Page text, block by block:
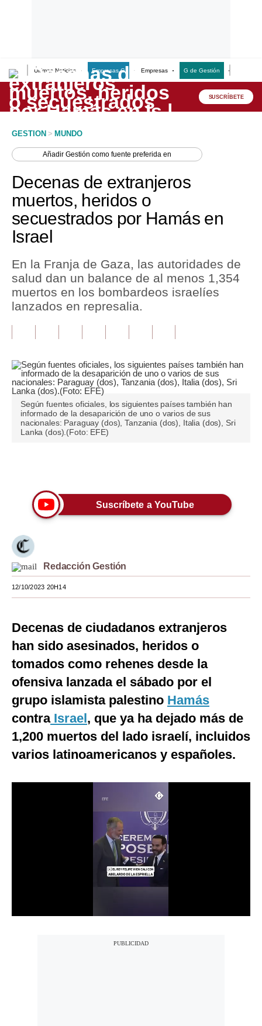
Últimas Noticias Empresas G Empresas G de Gestión
Lo último
Peru Quiosco
Economía
Mercados
Perú
Política
Tu Dinero
Finanzas Personales
Opinión
Editorial
Pregunta de hoy
Lujo
Viajes
Moda
Estilos
Mundo
México
España
Internacional
Tecnología
Club del Suscriptor
Mix
SUSCRÍBETE
GESTION > MUNDO
AñadirGestión como fuente preferida en
Decenas de extranjeros
muertos, heridos o
secuestrados por Hamás en
Israel
En la Franja de Gaza, las autoridades de
salud dan un balance de al menos 1,354
muertos en los bombardeos israelíes
lanzados en represalia.
Según fuentes oficiales, los siguientes países también han
informado de la desaparición de uno o varios de sus
nacionales: Paraguay (dos), Tanzania (dos), Italia (dos), Sri
Lanka (dos).(Foto: EFE)
Suscríbete a YouTube
Redacción Gestión
12/10/2023 20H14
Decenas de ciudadanos extranjeros
han sido asesinados, heridos o
tomados como rehenes desde la
ofensiva lanzada el sábado por el
grupo islamista palestino Hamás
contraIsrael, que ya ha dejado más de
1,200 muertos del lado israelí, incluidos
varios latinoamericanos y españoles.